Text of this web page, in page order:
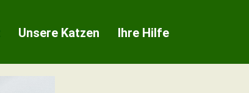
Unsere Katzen Ihre Hilfe